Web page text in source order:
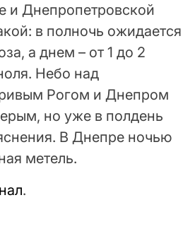
и Днепропетровской
в полночь ожидается
а днем – от 1 до 2
Небо над
Рогом и Днепром
но уже в полдень
В Днепре ночью
метель.
.